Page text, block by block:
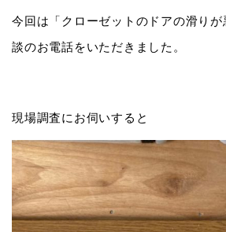
今回は「クローゼットのドアの滑り
談のお電話をいただきました。
現場調査にお伺いすると